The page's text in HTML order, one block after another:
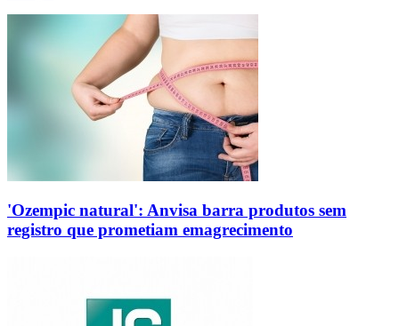
'Ozempic natural': Anvisa barra produtos sem
registro que prometiam emagrecimento